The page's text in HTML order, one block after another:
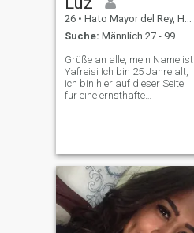
26 • Hato Mayor del Rey, Hato Mayor, Dom. Rep.
Suche: Männlich 27 - 99
Grüße an alle, mein Name ist
Yafreisi Ich bin 25 Jahre alt,
ich bin hier auf dieser Seite
für eine ernsthafte
ernst meint, schreiben Sie
mir, ich bin nicht hier, um
meine Zeit zu verschwenden
oder Sie Ihre verlieren zu
lassen, Vielen Dank für Ihr
Verständnis und Ihre
Lektüre.